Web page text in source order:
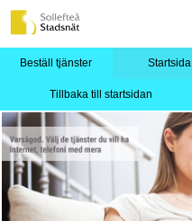
Beställ tjänster Startsida
Tillbaka till startsidan